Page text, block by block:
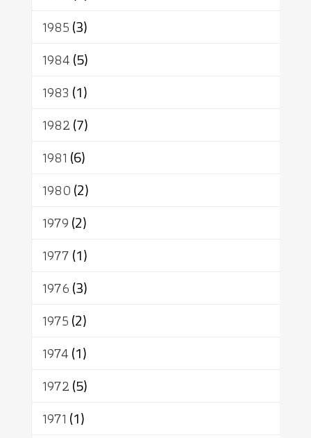
1985(3)
1984(5)
1983 (1)
1982(7)
1981 (6)
1980(2)
1979(2)
1977(1)
1976(3)
1975(2)
1974(1)
1972(5)
1971 (1)